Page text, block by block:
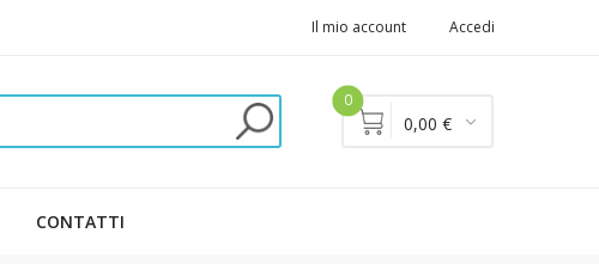
Il mio account Accedi
0
0,00 €
CONTATTI